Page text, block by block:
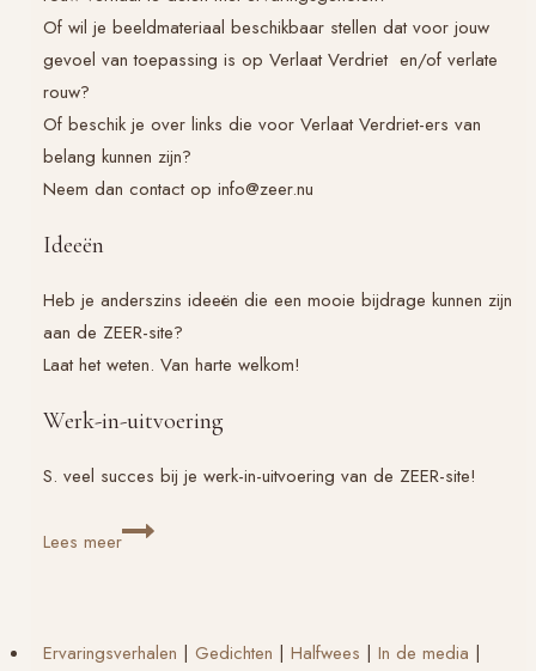
Of wil je beeldmateriaal beschikbaar stellen dat voor jouw
gevoel van toepassing is op Verlaat Verdrieten/of verlate
rouw?
Of beschik je over links die voor Verlaat Verdriet-ers van
belang kunnen zijn?
Neem dan contact op info@zeer.nu
Ideeën
Heb je anderszins ideeën die een mooie bijdrage kunnen zijn
aan de ZEER-site?
Laat het weten. Van harte welkom!
Werk-in-uitvoering
S. veel succes bij je werk-in-uitvoering van de ZEER-site!
Lees meerZEER
Ervaringsverhalen | Gedichten | Halfwees | In de media |